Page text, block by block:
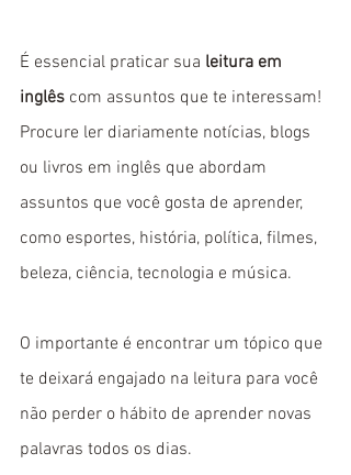
É essencial praticar sua leitura em
inglês com assuntos que te interessam!
Procure ler diariamente notícias, blogs
ou livros em inglês que abordam
assuntos que você gosta de aprender,
como esportes, história, política, filmes,
beleza, ciência, tecnologia e música.
O importante é encontrar um tópico que
te deixará engajado na leitura para você
não perder o hábito de aprender novas
palavras todos os dias.